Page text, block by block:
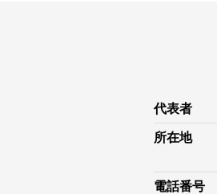
代表者
所在地
電話番号